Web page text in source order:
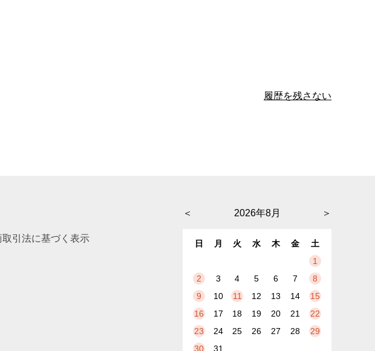
履歴を残さない
取引法に基づく表示
＜ ＞
2026年8月
日 月 火 水 木 金
土
1
2
3 4 5 6 7
8
9
10 11 12 13 14
15
16
17 18 19 20 21
22
23
24 25 26 27 28
29
30
31